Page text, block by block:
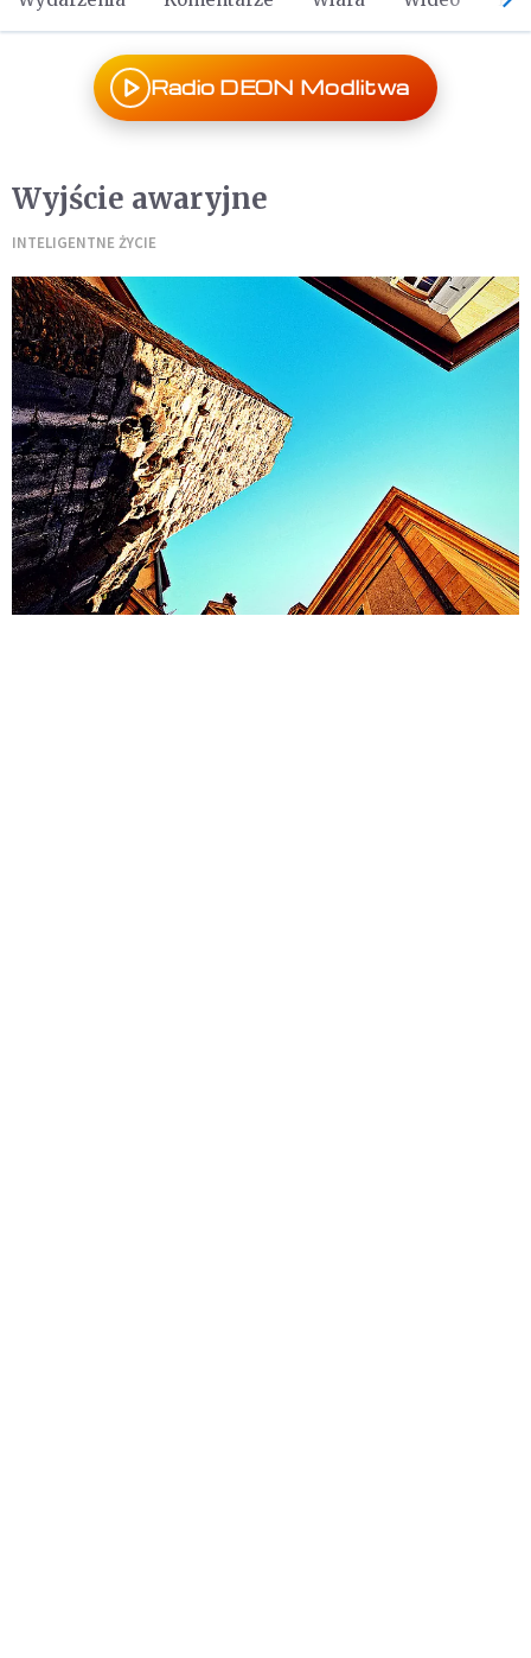
Radio DEON Modlitwa
Wyjście awaryjne
INTELIGENTNE ŻYCIE